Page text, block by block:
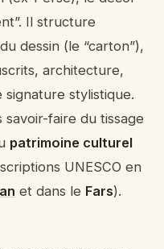
Il structure
dessin (le “carton”),
architecture,
stylistique.
savoir-faire du tissage
patrimoine culturel
UNESCO en
et dans le Fars).